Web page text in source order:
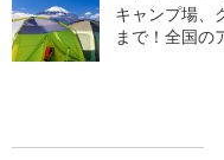
キャンプ場、
まで！全国の